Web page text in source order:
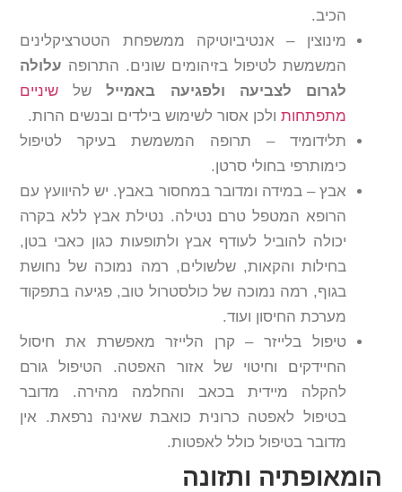
הכיב.
מינוצין – אנטיביוטיקה ממשפחת הטטרציקלינים
המשמשת לטיפול בזיהומים שונים. התרופה עלולה
לגרום לצביעה ולפגיעה באמייל של שיניים
מתפתחות ולכן אסור לשימוש בילדים ובנשים הרות.
תלידומיד – תרופה המשמשת בעיקר לטיפול
כימותרפי בחולי סרטן.
אבץ – במידה ומדובר במחסור באבץ. יש להיוועץ עם
הרופא המטפל טרם נטילה. נטילת אבץ ללא בקרה
יכולה להוביל לעודף אבץ ולתופעות כגון כאבי בטן,
בחילות והקאות, שלשולים, רמה נמוכה של נחושת
בגוף, רמה נמוכה של כולסטרול טוב, פגיעה בתפקוד
מערכת החיסון ועוד.
טיפול בלייזר – קרן הלייזר מאפשרת את חיסול
החיידקים וחיטוי של אזור האפטה. הטיפול גורם
להקלה מיידית בכאב והחלמה מהירה. מדובר
בטיפול לאפטה כרונית כואבת שאינה נרפאת. אין
מדובר בטיפול כולל לאפטות.
הומאופתיה ותזונה